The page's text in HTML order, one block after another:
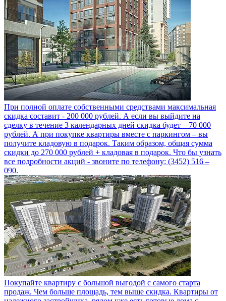
При полной оплате собственными средствами максимальная
скидка составит - 200 000 рублей. А если вы выйдите на
сделку в течение 3 календарных дней скидка будет – 70 000
рублей. А при покупке квартиры вместе с паркингом – вы
получите кладовую в подарок. Таким образом, общая сумма
скидки до 270 000 рублей + кладовая в подарок. Что бы узнать
все подробности акций - звоните по телефону: (3452) 516 –
090.
Покупайте квартиру с большой выгодой с самого старта
продаж. Чем больше площадь, тем выше скидка. Квартиры от